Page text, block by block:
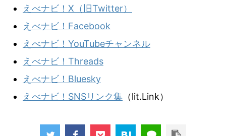
えべナビ！X（旧Twitter）
えべナビ！Facebook
えべナビ！YouTubeチャンネル
えべナビ！Threads
えべナビ！Bluesky
えべナビ！SNSリンク集 （lit.Link）